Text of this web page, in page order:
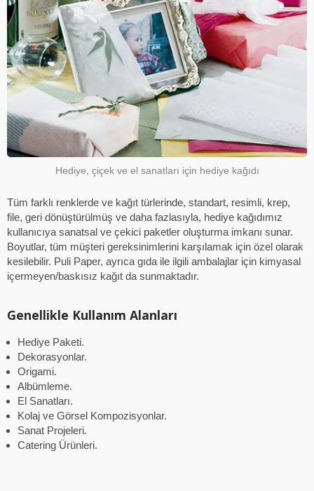
Hediye, çiçek ve el sanatları için hediye kağıdı
Tüm farklı renklerde ve kağıt türlerinde, standart, resimli, krep,
file, geri dönüştürülmüş ve daha fazlasıyla, hediye kağıdımız
kullanıcıya sanatsal ve çekici paketler oluşturma imkanı sunar.
Boyutlar, tüm müşteri gereksinimlerini karşılamak için özel olarak
kesilebilir. Puli Paper, ayrıca gıda ile ilgili ambalajlar için kimyasal
içermeyen/baskısız kağıt da sunmaktadır.
Genellikle Kullanım Alanları
Hediye Paketi.
Dekorasyonlar.
Origami.
Albümleme.
El Sanatları.
Kolaj ve Görsel Kompozisyonlar.
Sanat Projeleri.
Catering Ürünleri.